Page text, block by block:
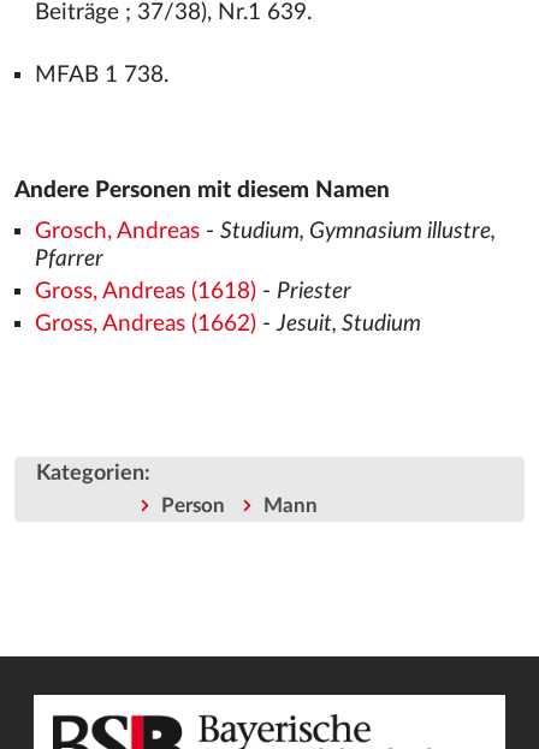
Beiträge ; 37/38), Nr.1 639.
MFAB 1 738.
Andere Personen mit diesem Namen
Grosch, Andreas- Studium, Gymnasium illustre,
Pfarrer
Gross, Andreas (1618)- Priester
Gross, Andreas (1662)-Jesuit, Studium
Kategorien:
Person Mann